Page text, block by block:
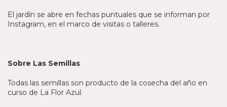
El jardín se abre en fechas puntuales que se informan por
Instagram, en el marco de visitas o talleres.
Sobre Las Semillas
Todas las semillas son producto de la cosecha del año en
curso de La Flor Azul.